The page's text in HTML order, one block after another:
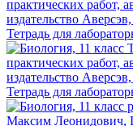
Тетрадь для
Тетрадь для